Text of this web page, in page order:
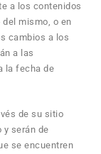
a los contenidos
mismo, o en
cambios a los
a las
la fecha de
de su sitio
y serán de
se encuentren